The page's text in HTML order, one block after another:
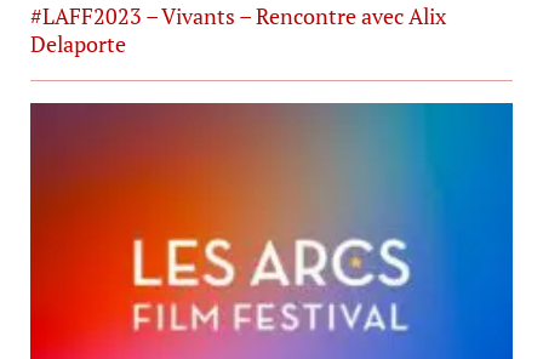
#LAFF2023 – Vivants – Rencontre avec Alix
Delaporte